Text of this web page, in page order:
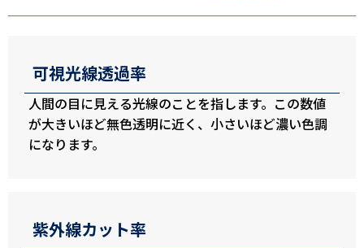
可視光線透過率
人間の目に見える光線のことを指します。この数値
が大きいほど無色透明に近く、小さいほど濃い色調
になります。
紫外線カット率